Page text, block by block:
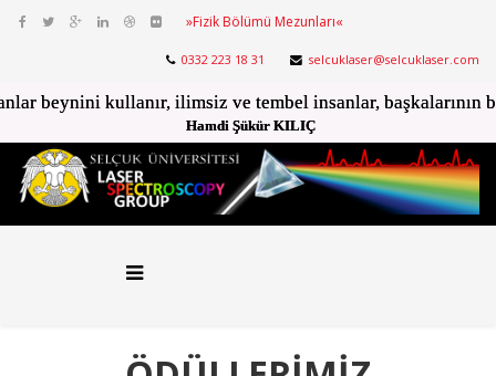
»Fizik Bölümü Mezunları«
0332 223 18 31 selcuklaser@selcuklaser.com
Eger sen kanmazsan kimse seni kandıramaz! Hamdi Şükür KILIÇ
beynini kullanır, ilimsiz ve tembel insanlar, başkalarının
Hamdi Şükür KILIÇ